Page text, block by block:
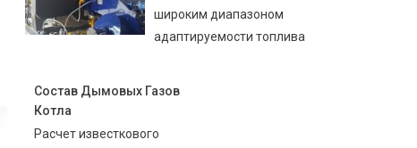
широким диапазоном
адаптируемости топлива
Состав Дымовых Газов
Котла
Расчет известкового